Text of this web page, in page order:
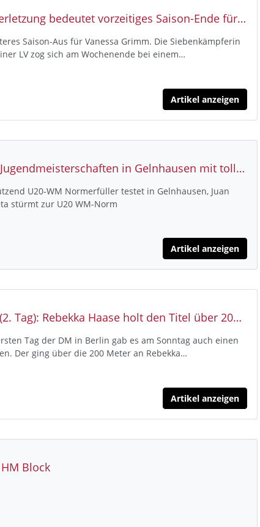
Schwere Verletzung bedeutet vorzeitiges Saison-Ende für Vanessa Grimm. Welt- und Europa-Meisterschaften finden nun ohne die Siebenkämpferin vom Königsteiner LV statt
Saison-Aus für Vanessa Grimm. Die Siebenkämpferin
LV zog sich am Wochenende bei einem…
Artikel anzeigen
Hessische Jugendmeisterschaften in Gelnhausen mit tollen Leistungen beendet
U20-WM Normerfüller testet in Gelnhausen, Juan
stürmt zur U20 WM-Norm
Artikel anzeigen
DM Berlin (2. Tag): Rebekka Haase holt den Titel über 200 Meter - Silber für Maryse Luzolo und Oliver Koletzko - Marc Reuther, Sören Klose und Eileen Demes auf de Bronze-Rang
Tag der DM in Berlin gab es am Sonntag auch einen
Der ging über die 200 Meter an Rebekka…
Artikel anzeigen
Block